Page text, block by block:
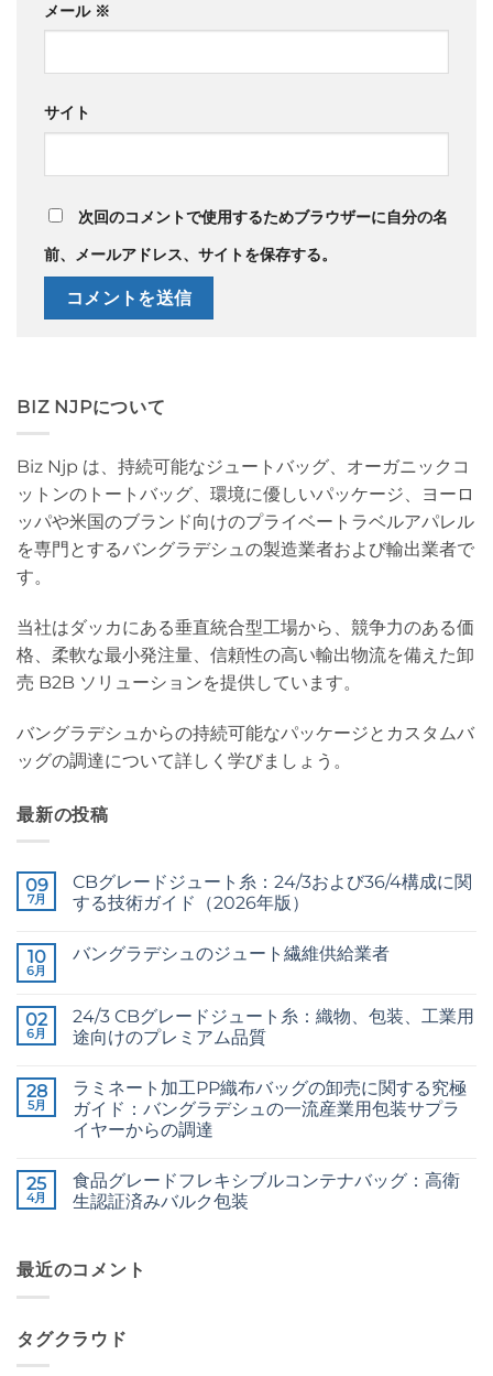
メール ※
サイト
次回のコメントで使用するためブラウザーに自分の名
前、メールアドレス、サイトを保存する。
BIZ NJPについて
Biz Njp は、持続可能なジュートバッグ、オーガニックコ
ットンのトートバッグ、環境に優しいパッケージ、ヨーロ
ッパや米国のブランド向けのプライベートラベルアパレル
を専門とするバングラデシュの製造業者および輸出業者で
す。
当社はダッカにある垂直統合型工場から、競争力のある価
格、柔軟な最小発注量、信頼性の高い輸出物流を備えた卸
売 B2B ソリューションを提供しています。
バングラデシュからの持続可能なパッケージとカスタムバ
ッグの調達について詳しく学びましょう。
最新の投稿
09
7月
CBグレードジュート糸：24/3および36/4構成に関
する技術ガイド（2026年版）
Jute
2026
Guide
to
36/4
Configurations
へ
の
ン
だ
あ
り
ん
10
6月
バングラデシュのジュート繊維供給業者
Fibre
Supplier
Bangladesh
へ
ト
は
ま
り
ま
せ
ん
02
6月
24/3 CBグレードジュート糸：織物、包装、工業用
途向けのプレミアム品質
Grade
Jute
Yarn:
Premium
Weaving,
Packaging
and
ン
ト
は
ま
り
ま
せ
28
5月
ラミネート加工PP織布バッグの卸売に関する究極
ガイド：バングラデシュの一流産業用包装サプラ
イヤーからの調達
Guide
to
Laminated
Wholesale:
Sourcing
Industrial
Packaging
ン
ト
は
り
25
4月
食品グレードフレキシブルコンテナバッグ：高衛
生認証済みバルク包装
Bag:
Certified
Packaging
へ
ト
り
最近のコメント
タグクラウド